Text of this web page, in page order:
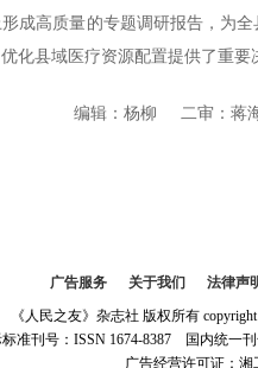
成高质量的专题调研报告，为
化县域医疗资源配置提供了重要
编辑：杨柳 二审：蒋
广告服务 关于我们 法律声
《人民之友》杂志社 版权所有
标准刊号：ISSN 1674-8387 国内统一
广告经营许可证：湘